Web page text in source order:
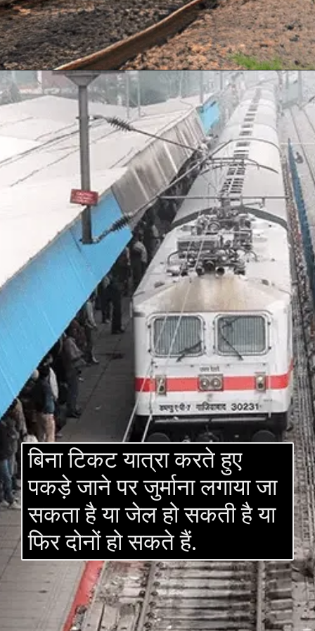
बिना टिकट यात्रा करते हुए
पकड़े जाने पर जुर्माना लगाया जा
सकता है या जेल हो सकती है या
फिर दोनों हो सकते हैं.